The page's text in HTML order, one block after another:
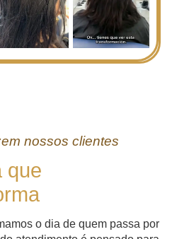
nossos clientes
que
o dia de quem passa por